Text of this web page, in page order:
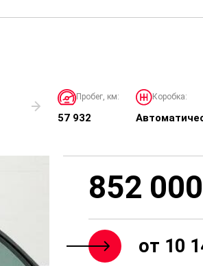
Пробег, км:
57 932
Коробка:
852
от 10